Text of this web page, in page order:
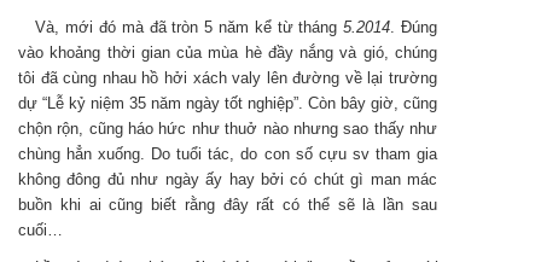
Và, mới đó mà đã tròn 5 năm kể từ tháng5.2014. Đúng
vào khoảng thời gian của mùa hè đầy nắng và gió, chúng
tôi đã cùng nhau hồ hởi xách valy lên đường về lại trường
dự “Lễ kỷ niệm 35 năm ngày tốt nghiệp”. Còn bây giờ, cũng
chộn rộn, cũng háo hức như thuở nào nhưng sao thấy như
chùng hẳn xuống. Do tuổi tác, do con số cựu sv tham gia
không đông đủ như ngày ấy hay bởi có chút gì man mác
buồn khi ai cũng biết rằng đây rất có thể sẽ là lần sau
cuối…